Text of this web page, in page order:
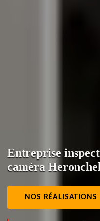
Entreprise
caméra
NOS RÉALISATIONS